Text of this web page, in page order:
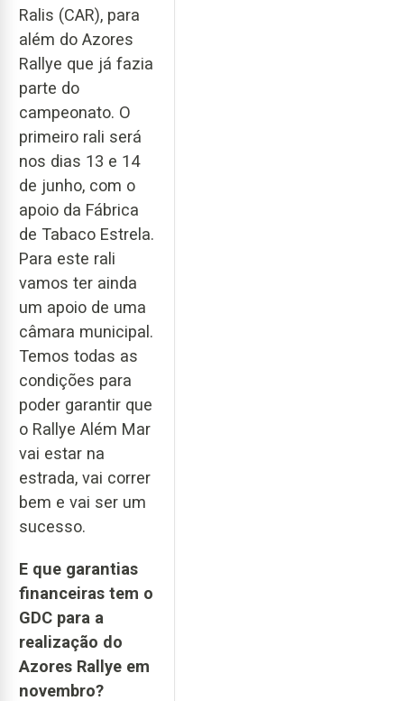
Ralis (CAR), para
além do Azores
Rallye que já fazia
parte do
campeonato. O
primeiro rali será
nos dias 13 e 14
de junho, com o
apoio da Fábrica
de Tabaco Estrela.
Para este rali
vamos ter ainda
um apoio de uma
câmara municipal.
Temos todas as
condições para
poder garantir que
o Rallye Além Mar
vai estar na
estrada, vai correr
bem e vai ser um
sucesso.
E que garantias
financeiras tem o
GDC para a
realização do
Azores Rallye em
novembro?